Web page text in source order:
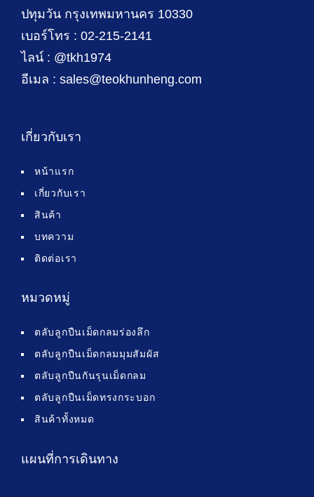
ปทุมวัน กรุงเทพมหานคร 10330
เบอร์โทร : 02-215-2141
ไลน์ : @tkh1974
อีเมล : sales@teokhunheng.com
เกี่ยวกับเรา
หน้าแรก
เกี่ยวกับเรา
สินค้า
บทความ
ติดต่อเรา
หมวดหมู่
ตลับลูกปืนเม็ดกลมร่องลึก
ตลับลูกปืนเม็ดกลมมุมสัมผัส
ตลับลูกปืนกันรุนเม็ดกลม
ตลับลูกปืนเม็ดทรงกระบอก
สินค้าทั้งหมด
แผนที่การเดินทาง